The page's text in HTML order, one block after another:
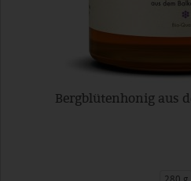
Bergblütenhonig aus